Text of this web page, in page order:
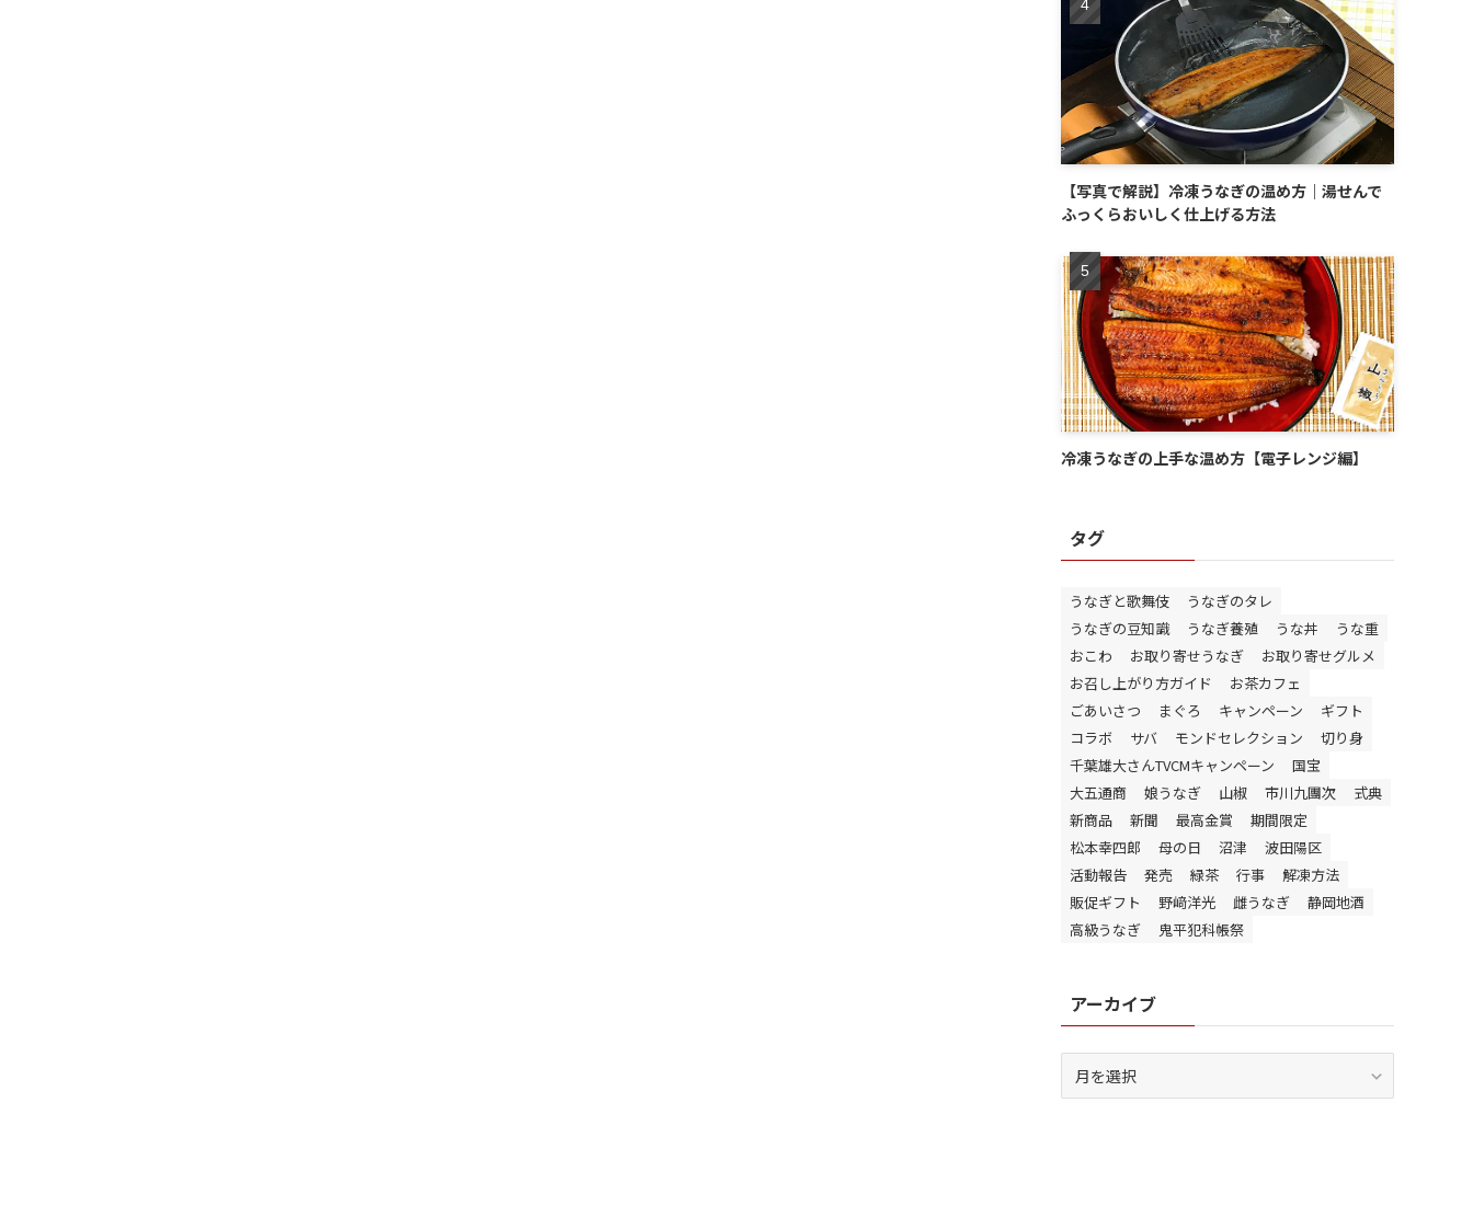
【写真で解説】冷凍うなぎの温め方｜湯せんで
ふっくらおいしく仕上げる方法
冷凍うなぎの上手な温め方【電子レンジ編】
タグ
うなぎと歌舞伎
うなぎのタレ
うなぎの豆知識
うなぎ養殖 うな丼
うな重
おこわ
お取り寄せうなぎ
お取り寄せグルメ
お召し上がり方ガイド
お茶カフェ
ごあいさつ
まぐろ キャンペーン
ギフト
コラボ
サバ モンドセレクション
切り身
千葉雄大さんTVCMキャンペーン
国宝
大五通商
娘うなぎ 山椒 市川九團次
式典
新商品
新聞 最高金賞
期間限定
松本幸四郎
母の日 沼津
波田陽区
活動報告
発売 緑茶 行事
解凍方法
販促ギフト
野﨑洋光 雌うなぎ
静岡地酒
高級うなぎ
鬼平犯科帳祭
アーカイブ